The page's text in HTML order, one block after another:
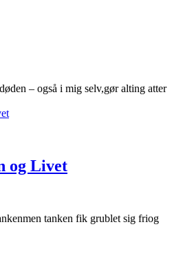
– også i mig selv,gør alting atter
og Livet
tanken fik grublet sig friog